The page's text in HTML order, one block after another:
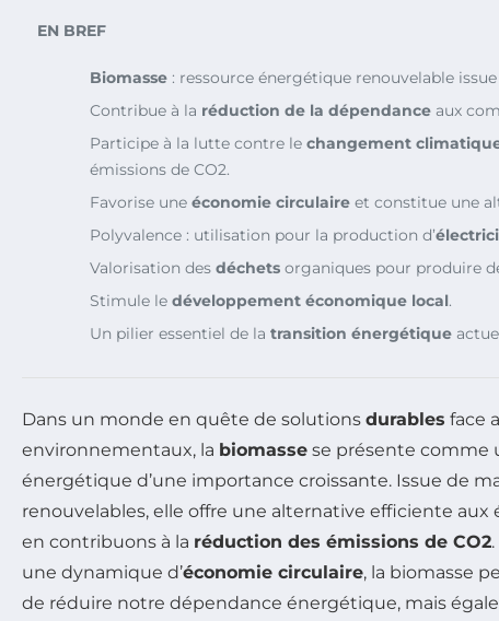
EN BREF
Biomasse : ressource énergétique renouvelable
Contribue à la réduction de la dépendance aux
Participe à la lutte contre le changement
émissions de CO2.
Favorise une économie circulaire et constitue une
Polyvalence : utilisation pour la production d’
Valorisation des déchets organiques pour produire
Stimule le développement économique local.
Un pilier essentiel de la transition énergétique
Dans un monde en quête de solutions durables face
environnementaux, la biomasse se présente comme
énergétique d’une importance croissante. Issue de
renouvelables, elle offre une alternative efficiente aux
en contribuons à la réduction des émissions de CO2
une dynamique d’économie circulaire, la biomasse
de réduire notre dépendance énergétique, mais